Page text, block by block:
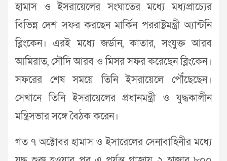
হামাস ও ইসরায়েলের সংঘাতের মধ্যে মধ্যপ্রাচ্যের
বিভিন্ন দেশ সফর করছেন মার্কিন পররাষ্ট্রমন্ত্রী অ্যান্টনি
ব্লিংকেন। এরই মধ্যে জর্ডান, কাতার, সংযুক্ত আরব
আমিরাত, সৌদি আরব ও মিসর সফর করেছেন ব্লিংকেন।
সফরের শেষ সময়ে তিনি ইসরায়েলে পৌঁছেছেন।
সেখানে তিনি ইসরায়েলের প্রধানমন্ত্রী ও যুদ্ধকালীন
মন্ত্রিসভার সঙ্গে বৈঠক করেন।
গত ৭ অক্টোবর হামাস ও ইসারেলের সেনাবাহিনীর মধ্যে